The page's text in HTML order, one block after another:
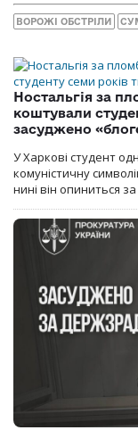
ВОРОЖІ ОБСТРІЛИ
Ностальгія за
коштували
засуджено
У Харкові студент
комуністичну
нині він опиниться